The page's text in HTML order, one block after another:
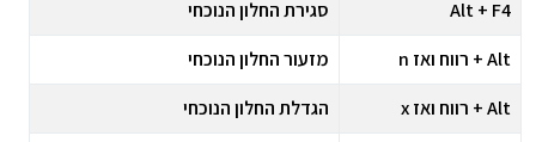
Alt + F4
סגירת החלון הנוכחי
Alt + רווח ואז n
מזעור החלון הנוכחי
Alt + רווח ואז x
הגדלת החלון הנוכחי